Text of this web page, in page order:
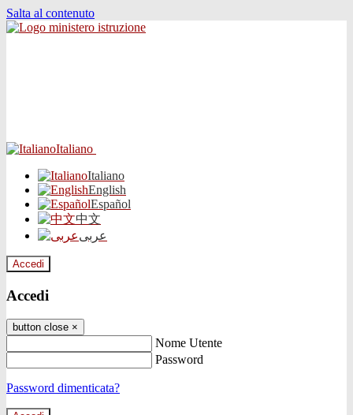
Salta al contenuto
Italiano
Italiano
English
Español
中文
عربى
Accedi
Accedi
button close ×
Nome Utente
Password
Password dimenticata?